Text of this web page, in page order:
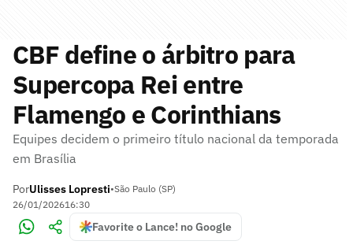
CBF define o árbitro para
Supercopa Rei entre
Flamengo e Corinthians
Equipes decidem o primeiro título nacional da temporada
em Brasília
PorUlisses Lopresti•São Paulo (SP)
26/01/202616:30
Favorite o Lance! no Google